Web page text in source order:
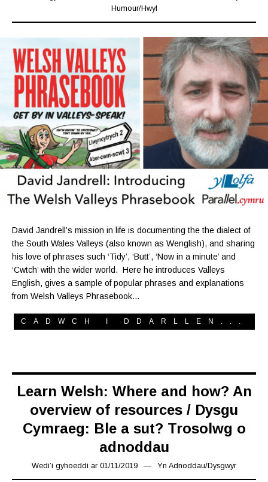
Humour/Hwyl
David Jandrell’s mission in life is documenting the the dialect of
the South Wales Valleys (also known as Wenglish), and sharing
his love of phrases such ‘Tidy’, ‘Butt’, ‘Now in a minute’ and
‘Cwtch’ with the wider world. Here he introduces Valleys
English, gives a sample of popular phrases and explanations
from Welsh Valleys Phrasebook…
CADWCH I DDARLLEN...
Learn Welsh: Where and how? An
overview of resources / Dysgu
Cymraeg: Ble a sut? Trosolwg o
adnoddau
Wedi’i gyhoeddi ar 01/11/2019 08/11/2019
Yn Adnoddau/Dysgwyr